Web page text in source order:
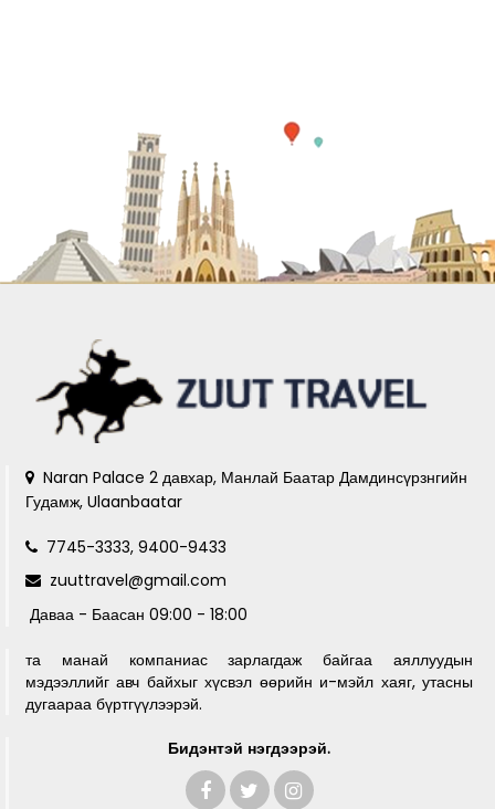
Naran Palace 2 давхар, Манлай Баатар Дамдинсүрзнгийн
Гудамж, Ulaanbaatar
7745-3333, 9400-9433
zuuttravel@gmail.com
Даваа - Баасан 09:00 - 18:00
та манай компаниас зарлагдаж байгаа аяллуудын
мэдээллийг авч байхыг хүсвэл өөрийн и-мэйл хаяг, утасны
дугаараа бүртгүүлээрэй.
Бидэнтэй нэгдээрэй.